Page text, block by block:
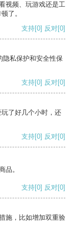
视频、玩游戏还是工
了。
支持[0] 反对[0]
隐私保护和安全性保
支持[0] 反对[0]
了好几个小时，还
支持[0] 反对[0]
品。
支持[0] 反对[0]
施，比如增加双重验